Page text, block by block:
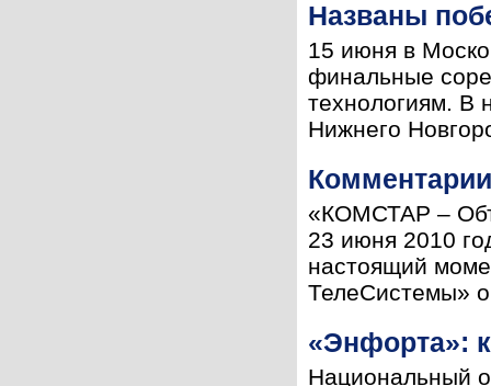
Названы
15 июня в
финальные
технологиям. В
Нижнего
«КОМСТАР –
23 июня 2010
настоящий
ТелеСистемы»
«Энфорта»:
Национальный